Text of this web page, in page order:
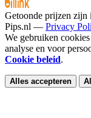
Getoonde prijzen
Pips.nl — Privacy
We gebruiken
analyse en voor
Cookie beleid.
Alles accepteren